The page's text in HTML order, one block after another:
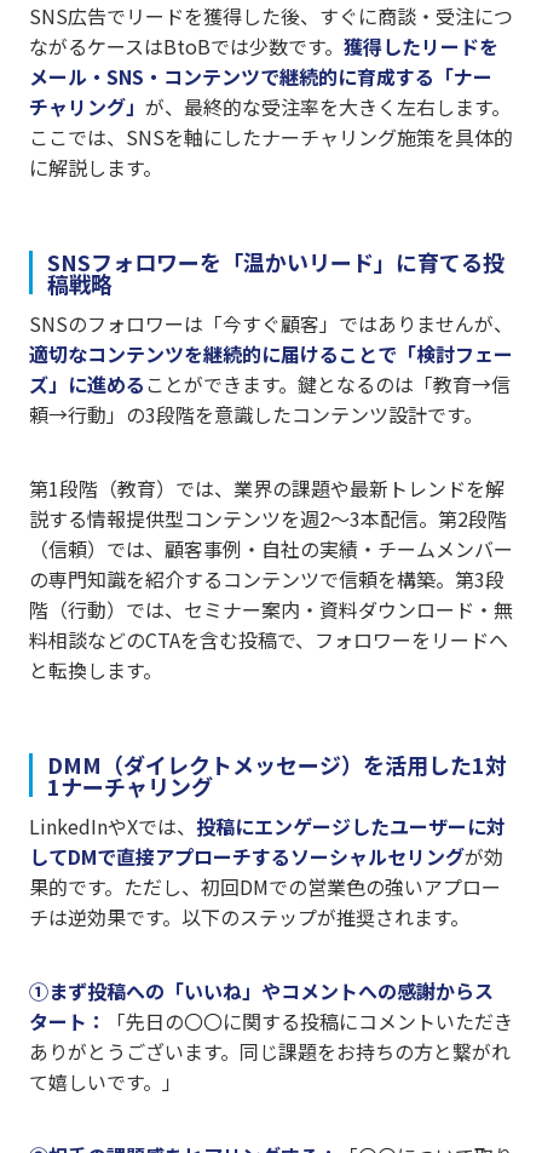
SNS広告でリードを獲得した後、すぐに商談・受注につ
ながるケースはBtoBでは少数です。 獲得したリードを
メール・SNS・コンテンツで継続的に育成する「ナー
チャリング」 が、最終的な受注率を大きく左右します。
ここでは、SNSを軸にしたナーチャリング施策を具体的
に解説します。
SNSフォロワーを「温かいリード」に育てる投
稿戦略
SNSのフォロワーは「今すぐ顧客」ではありませんが、
適切なコンテンツを継続的に届けることで「検討フェー
ズ」に進める ことができます。鍵となるのは「教育→信
頼→行動」の3段階を意識したコンテンツ設計です。
第1段階（教育）では、業界の課題や最新トレンドを解
説する情報提供型コンテンツを週2〜3本配信。第2段階
（信頼）では、顧客事例・自社の実績・チームメンバー
の専門知識を紹介するコンテンツで信頼を構築。第3段
階（行動）では、セミナー案内・資料ダウンロード・無
料相談などのCTAを含む投稿で、フォロワーをリードへ
と転換します。
DMM（ダイレクトメッセージ）を活用した1対
1ナーチャリング
LinkedInやXでは、 投稿にエンゲージしたユーザーに対
してDMで直接アプローチするソーシャルセリングが効
果的です。ただし、初回DMでの営業色の強いアプロー
チは逆効果です。以下のステップが推奨されます。
①まず投稿への「いいね」やコメントへの感謝からス
タート：
「先日の〇〇に関する投稿にコメントいただき
ありがとうございます。同じ課題をお持ちの方と繋がれ
て嬉しいです。」